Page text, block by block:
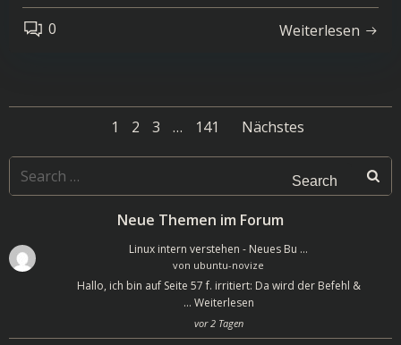
0 Weiterlesen
Posts
Page
1 Page
2 Page
3 … Page
141
Posts
Nächstes
Search
for:
Neue Themen im Forum
Linux intern verstehen - Neues Bu …
von ubuntu-novize
Hallo, ich bin auf Seite 57 f. irritiert: Da wird der Befehl &
… Weiterlesen
vor 2 Tagen